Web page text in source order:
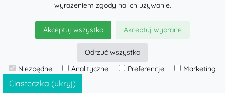
© 2026LennyLamb sp. z o.o.
·
Ciasteczka (ukryj)
wyrażeniem zgody na ich używanie.
Akceptuj wszystko Akceptuj wybrane
Odrzuć wszystko
Niezbędne
Analityczne Preferencje Marketing